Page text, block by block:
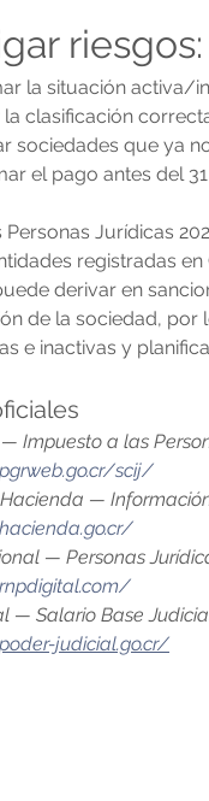
riesgos:
la situación
la clasificación
sociedades que ya
el pago antes del
Personas Jurídicas
registradas
derivar en
de la sociedad,
e inactivas y
— Impuesto a las
scij/
—
— Personas
— Salario Base
judicial.go.cr/